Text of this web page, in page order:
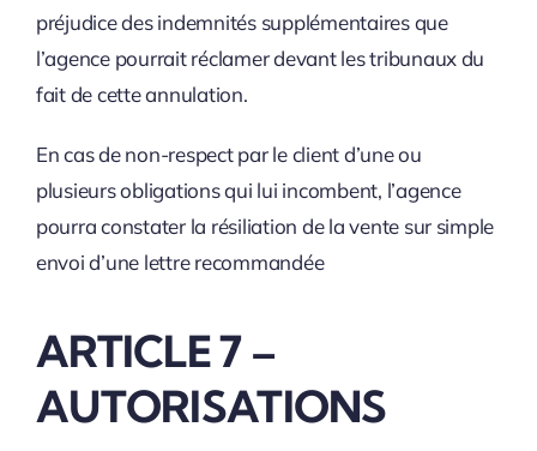
préjudice des indemnités supplémentaires que
l’agence pourrait réclamer devant les tribunaux du
fait de cette annulation.
En cas de non-respect par le client d’une ou
plusieurs obligations qui lui incombent, l’agence
pourra constater la résiliation de la vente sur simple
envoi d’une lettre recommandée
ARTICLE 7 –
AUTORISATIONS